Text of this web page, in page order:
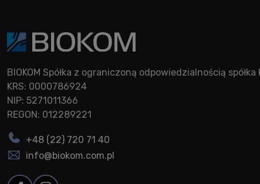
BIOKOM Spółka z ograniczoną odpowiedzialnością
KRS: 0000786924
NIP: 5271011366
REGON: 012289221
+48 (22) 720 71 40
info@biokom.com.pl